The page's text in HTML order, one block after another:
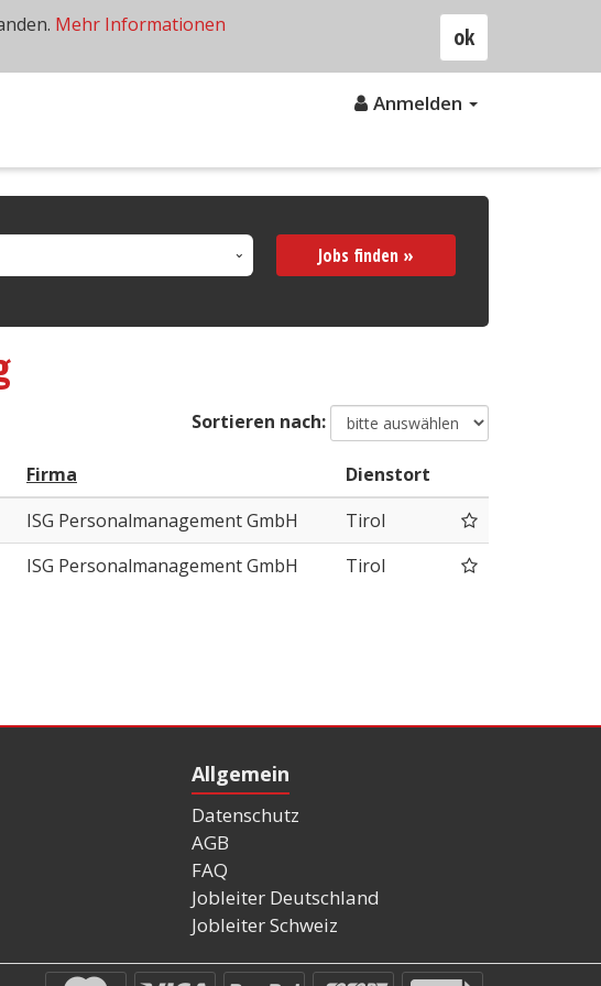
Anmelden
Jobs finden »
Sortieren nach:
Firma
Dienstort
ISG Personalmanagement GmbH
Tirol
ISG Personalmanagement GmbH Tirol
Allgemein
Datenschutz
AGB
FAQ
Jobleiter Deutschland
Jobleiter Schweiz
ok
Mehr Informationen